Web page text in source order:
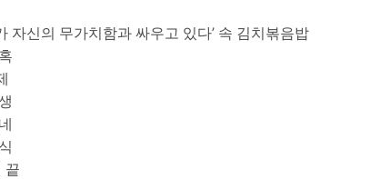
자신의 무가치함과 싸우고 있다’ 속 김치볶음밥
끝